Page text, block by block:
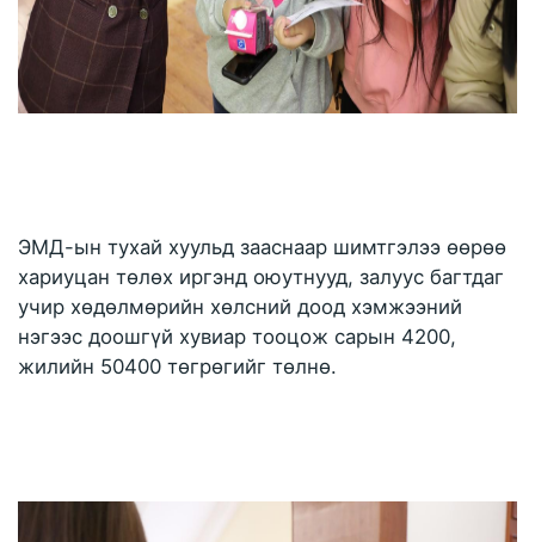
ЭМД-ын тухай хуульд зааснаар шимтгэлээ өөрөө
хариуцан төлөх иргэнд оюутнууд, залуус багтдаг
учир хөдөлмөрийн хөлсний доод хэмжээний
нэгээс доошгүй хувиар тооцож сарын 4200,
жилийн 50400 төгрөгийг төлнө.